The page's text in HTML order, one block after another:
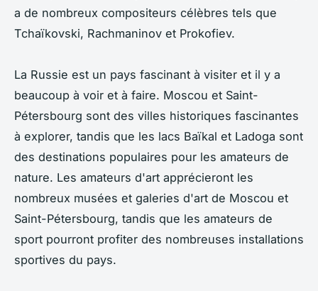
a de nombreux compositeurs célèbres tels que
Tchaïkovski, Rachmaninov et Prokofiev.
La Russie est un pays fascinant à visiter et il y a
beaucoup à voir et à faire. Moscou et Saint-
Pétersbourg sont des villes historiques fascinantes
à explorer, tandis que les lacs Baïkal et Ladoga sont
des destinations populaires pour les amateurs de
nature. Les amateurs d'art apprécieront les
nombreux musées et galeries d'art de Moscou et
Saint-Pétersbourg, tandis que les amateurs de
sport pourront profiter des nombreuses installations
sportives du pays.